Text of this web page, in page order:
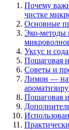
Почему
чистке
Основные
Эко-методы
Уксус и
Пошаговая
Советы и
Лимон —
Пошаговая